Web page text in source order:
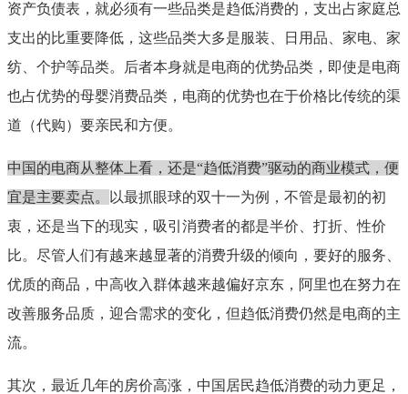
资产负债表，就必须有一些品类是趋低消费的，支出占家庭总
支出的比重要降低，这些品类大多是服装、日用品、家电、家
纺、个护等品类。后者本身就是电商的优势品类，即使是电商
也占优势的母婴消费品类，电商的优势也在于价格比传统的渠
道（代购）要亲民和方便。
中国的电商从整体上看，还是“趋低消费”驱动的商业模式，便
宜是主要卖点。
以最抓眼球的双十一为例，不管是最初的初
衷，还是当下的现实，吸引消费者的都是半价、打折、性价
比。尽管人们有越来越显著的消费升级的倾向，要好的服务、
优质的商品，中高收入群体越来越偏好京东，阿里也在努力在
改善服务品质，迎合需求的变化，但趋低消费仍然是电商的主
流。
其次，最近几年的房价高涨，中国居民趋低消费的动力更足，